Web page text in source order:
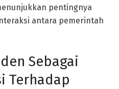
pentingnya
antara pemerintah
Sebagai
Terhadap